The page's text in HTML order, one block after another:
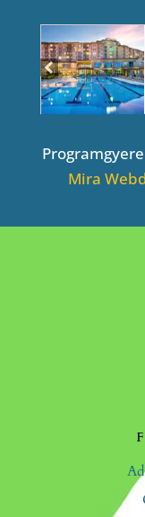
Mira